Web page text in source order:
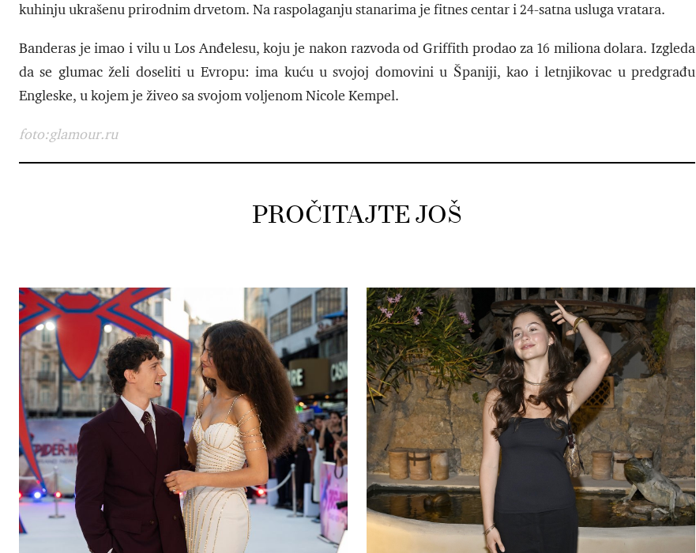
kuhinju ukrašenu prirodnim drvetom. Na raspolaganju stanarima je fitnes centar i 24-satna usluga vratara.
Banderas je imao i vilu u Los Anđelesu, koju je nakon razvoda od Griffith prodao za 16 miliona dolara. Izgleda
da se glumac želi doseliti u Evropu: ima kuću u svojoj domovini u Španiji, kao i letnjikovac u predgrađu
Engleske, u kojem je živeo sa svojom voljenom Nicole Kempel.
foto:glamour.ru
PROČITAJTE JOŠ